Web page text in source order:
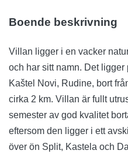
Boende beskrivning
Villan ligger i en vacker
och har sitt namn. Det
Kaštel Novi, Rudine, bort
cirka 2 km. Villan är fullt
semester av god kvalitet
eftersom den ligger i ett
över ön Split, Kastela och